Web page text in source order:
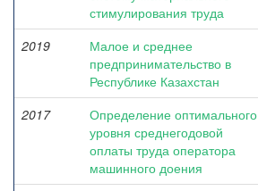
стимулирования труда
2019
Малое и среднее
предпринимательство в
Республике Казахстан
2017
Определение оптимального
уровня среднегодовой
оплаты труда оператора
машинного доения